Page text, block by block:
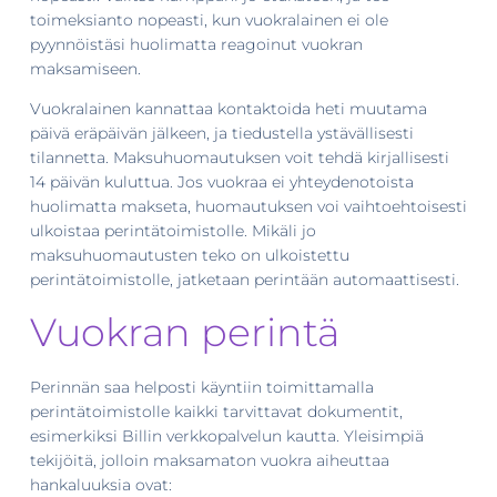
toimeksianto nopeasti, kun vuokralainen ei ole
pyynnöistäsi huolimatta reagoinut vuokran
maksamiseen.
Vuokralainen kannattaa kontaktoida heti muutama
päivä eräpäivän jälkeen, ja tiedustella ystävällisesti
tilannetta. Maksuhuomautuksen voit tehdä kirjallisesti
14 päivän kuluttua. Jos vuokraa ei yhteydenotoista
huolimatta makseta, huomautuksen voi vaihtoehtoisesti
ulkoistaa perintätoimistolle. Mikäli jo
maksuhuomautusten teko on ulkoistettu
perintätoimistolle, jatketaan perintään automaattisesti.
Vuokran perintä
Perinnän saa helposti käyntiin toimittamalla
perintätoimistolle kaikki tarvittavat dokumentit,
esimerkiksi Billin verkkopalvelun kautta. Yleisimpiä
tekijöitä, jolloin maksamaton vuokra aiheuttaa
hankaluuksia ovat: